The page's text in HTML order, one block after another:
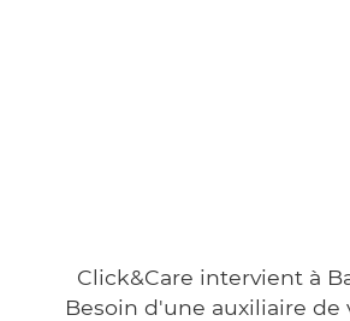
Click&Care intervient à
Besoin d'une auxiliaire